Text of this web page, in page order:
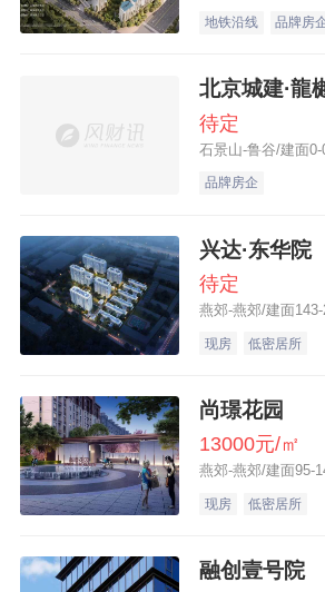
地铁沿线 品牌房
北京城建·龍
待定
石景山-鲁谷/建面0-
品牌房企
兴达·东华院
待定
燕郊-燕郊/建面143-
现房 低密居所
尚璟花园
13000元/㎡
燕郊-燕郊/建面95-
现房 低密居所
融创壹号院